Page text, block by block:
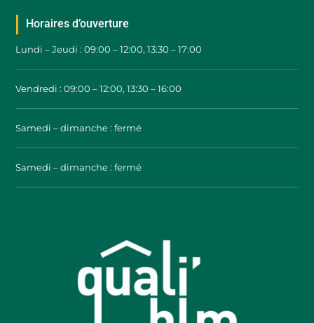
Horaires d’ouverture
Lundi – Jeudi : 09:00 – 12:00, 13:30 – 17:00
Vendredi : 09:00 – 12:00, 13:30 – 16:00
Samedi – dimanche : fermé
Samedi – dimanche : fermé